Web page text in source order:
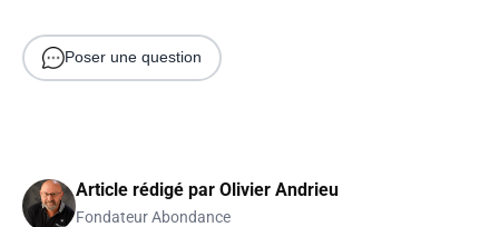
Poser une question
Article rédigé par Olivier Andrieu
Fondateur Abondance